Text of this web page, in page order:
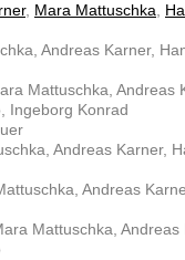
, Mara Mattuschka
Andreas Karner,
Mattuschka, Andreas
Ingeborg Konrad
Andreas Karner,
Andreas
Mattuschka, Andreas